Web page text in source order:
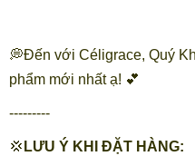
💭Đến với Céligrace, Quý
phẩm mới nhất ạ! 💕
---------
💢 LƯU Ý KHI ĐẶT HÀNG: